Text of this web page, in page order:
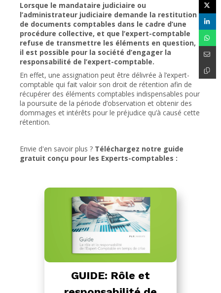
Lorsque le mandataire judiciaire ou
l’administrateur judiciaire demande la restitution
de documents comptables dans le cadre d’une
procédure collective, et que l’expert-comptable
refuse de transmettre les éléments en question,
il est possible pour la société d’engager la
responsabilité de l’expert-comptable.
En effet, une assignation peut être délivrée à l’expert-
comptable qui fait valoir son droit de rétention afin de
récupérer des éléments comptables indispensables pour
la poursuite de la période d’observation et obtenir des
dommages et intérêts pour le préjudice qu’à causé cette
rétention.
Envie d'en savoir plus ? Téléchargez notre guide
gratuit conçu pour les Experts-comptables :
GUIDE: Rôle et